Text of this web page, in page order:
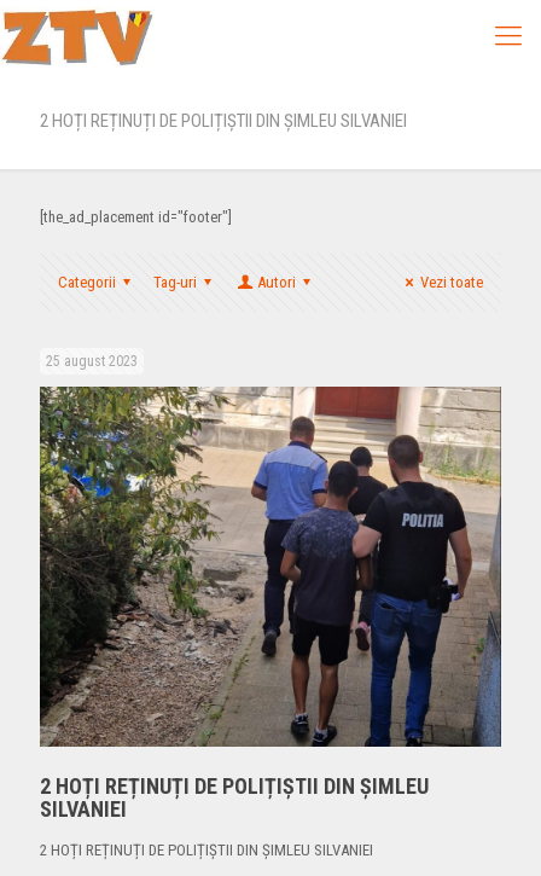
2 HOȚI REȚINUȚI DE POLIȚIȘTII DIN ȘIMLEU SILVANIEI
[the_ad_placement id="footer"]
Categorii Tag-uri Autori Vezi toate
25 august 2023
2 HOȚI REȚINUȚI DE POLIȚIȘTII DIN ȘIMLEU
SILVANIEI
2 HOȚI REȚINUȚI DE POLIȚIȘTII DIN ȘIMLEU SILVANIEI